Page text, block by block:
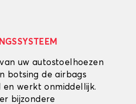
uw autostoelhoezen
botsing de airbags
werkt onmiddellijk.
bijzondere